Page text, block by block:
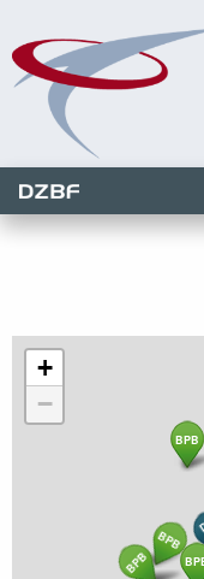
BPB
BPB
BPB
+
−